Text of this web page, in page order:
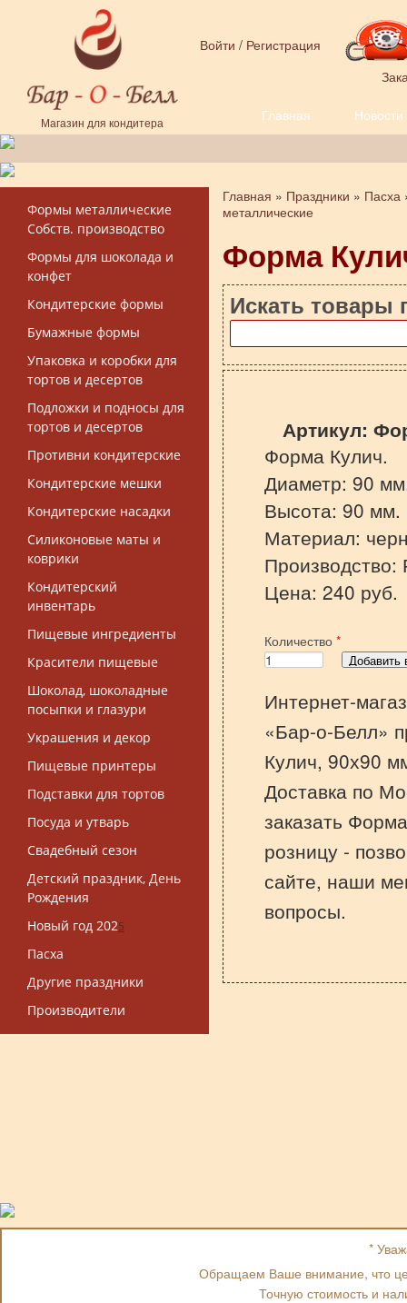
Перейти к основному содержанию
Магазин для кондитера
Войти / Регистрация
Главная Новости
Форма поиска
Формы металлические
Собств. производство
Формы для шоколада и
конфет
Кондитерские формы
Бумажные формы
Упаковка и коробки для
тортов и десертов
Подложки и подносы для
тортов и десертов
Противни кондитерские
Кондитерские мешки
Кондитерские насадки
Силиконовые маты и
коврики
Кондитерский
инвентарь
Пищевые ингредиенты
Красители пищевые
Шоколад, шоколадные
посыпки и глазури
Украшения и декор
Пищевые принтеры
Подставки для тортов
Посуда и утварь
Свадебный сезон
Детский праздник, День
Рождения
Новый год 2025
Пасха
Другие праздники
Производители
Вы здесь
Главная » Праздники » Пасха
металлические
Форма
Искать товары
Артикул:
Форма Кулич.
Диаметр: 90
Высота: 90 мм.
Материал:
Производство:
Цена: 240 руб.
Количество *
Интернет-
«Бар-о-Белл»
Кулич, 90х90
Доставка по
заказать
розницу -
сайте, наши
вопросы.
*
Обращаем Ваше внимание, что
Точную стоимость и